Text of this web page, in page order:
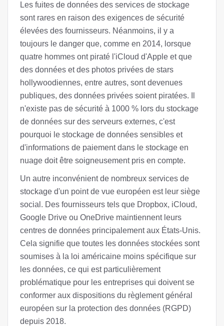
Les fuites de données des services de stockage
sont rares en raison des exigences de sécurité
élevées des fournisseurs. Néanmoins, il y a
toujours le danger que, comme en 2014, lorsque
quatre hommes ont piraté l'iCloud d'Apple et que
des données et des photos privées de stars
hollywoodiennes, entre autres, sont devenues
publiques, des données privées soient piratées. Il
n'existe pas de sécurité à 1000 % lors du stockage
de données sur des serveurs externes, c'est
pourquoi le stockage de données sensibles et
d'informations de paiement dans le stockage en
nuage doit être soigneusement pris en compte.
Un autre inconvénient de nombreux services de
stockage d'un point de vue européen est leur siège
social. Des fournisseurs tels que Dropbox, iCloud,
Google Drive ou OneDrive maintiennent leurs
centres de données principalement aux États-Unis.
Cela signifie que toutes les données stockées sont
soumises à la loi américaine moins spécifique sur
les données, ce qui est particulièrement
problématique pour les entreprises qui doivent se
conformer aux dispositions du règlement général
européen sur la protection des données (RGPD)
depuis 2018.